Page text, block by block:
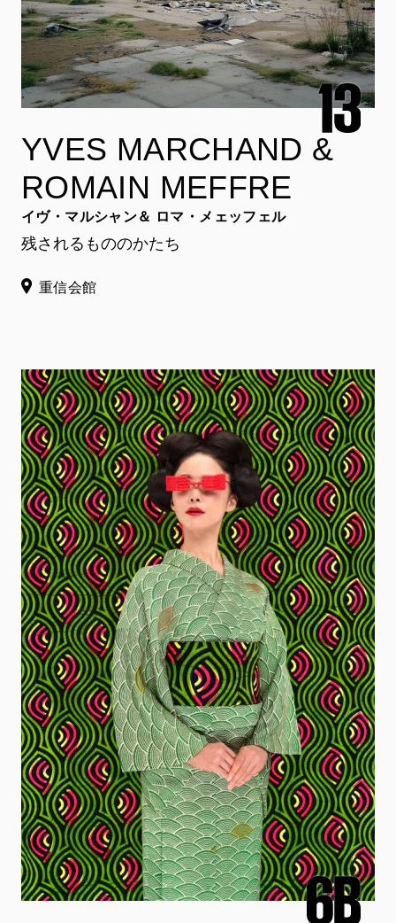
YVES MARCHAND &
ROMAIN MEFFRE
イヴ・マルシャン＆ ロマ・メェッフェル
残されるもののかたち
重信会館